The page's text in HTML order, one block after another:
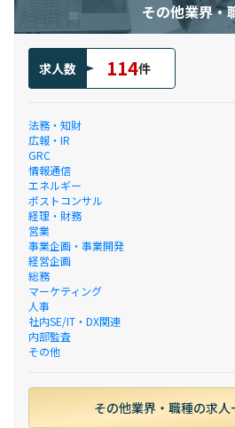
その他業界・
求人数 114件
法務・知財
広報・IR
GRC
情報通信
エネルギー
ポストコンサル
経理・財務
営業
事業企画・事業開発
経営企画
総務
マーケティング
人事
社内SE/IT・DX関連
内部監査
その他
その他業界・職種の求人